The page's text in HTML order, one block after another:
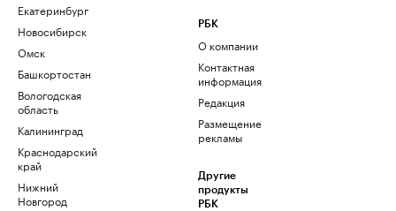
Екатеринбург
Новосибирск
Омск
Башкортостан
Вологодская
область
Калининград
Краснодарский
край
Нижний
Новгород
РБК
О компании
Контактная
информация
Редакция
Размещение
рекламы
Другие
продукты
РБК